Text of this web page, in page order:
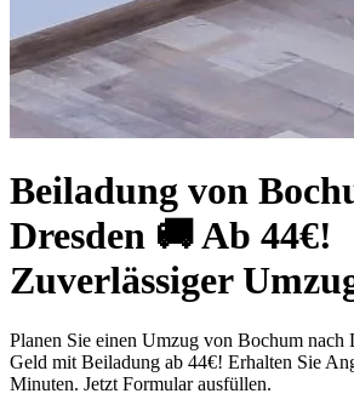
Beiladung von
Dresden 🚚 Ab 44€!
Zuverlässiger
Planen Sie einen Umzug von Bochum nach
Geld mit Beiladung ab 44€! Erhalten Sie
Minuten. Jetzt Formular ausfüllen.